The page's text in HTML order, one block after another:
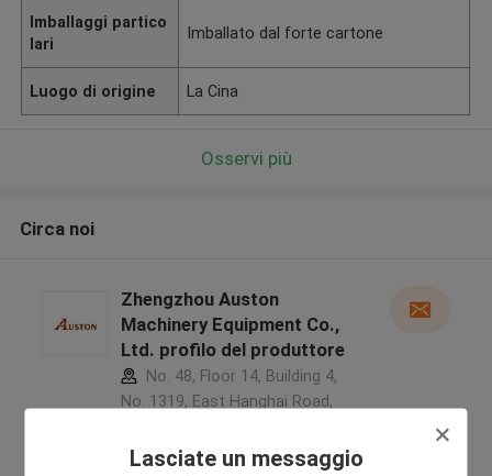
Lasciate un messaggio
Imballaggi partico
lari
Imballato dal forte cartone
Luogo di origine La Cina
Osservi più
Circa noi
Zhengzhou Auston
Machinery Equipment Co.,
Ltd. profilo del produttore
No. 48, Floor 14, Building 4,
No. 1319, East Hanghai Road,
Free Trade Zone ,Porcellana